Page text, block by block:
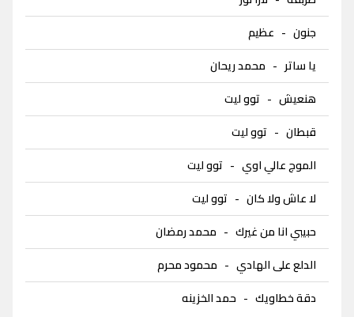
جنون - عظيم
يا ساتر - محمد ريحان
هنعيش - توو ليت
قبطان - توو ليت
الموج عالي اوي - توو ليت
لا عاش ولا كان - توو ليت
حبيبي انا من غيرك - محمد رمضان
الدلع على الهادي - محمود محرم
دقة خطاويك - حمد الخزينه